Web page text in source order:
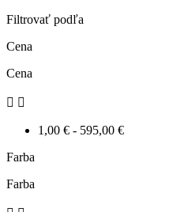
Filtrovať podľa
Cena
Cena
 
1,00 € - 595,00 €
Farba
Farba